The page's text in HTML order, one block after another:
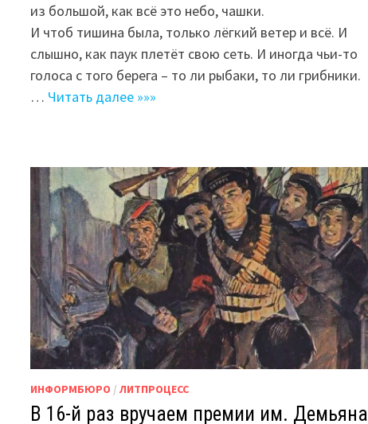
из большой, как всё это небо, чашки.
И чтоб тишина была, только лёгкий ветер и всё. И
слышно, как паук плетёт свою сеть. И иногда чьи-то
голоса с того берега – то ли рыбаки, то ли грибники.
… Читать далее »»»
ИНФОРМБЮРО /ЛИТПРОЦЕСС
В 16-й раз вручаем премии им. Демьяна